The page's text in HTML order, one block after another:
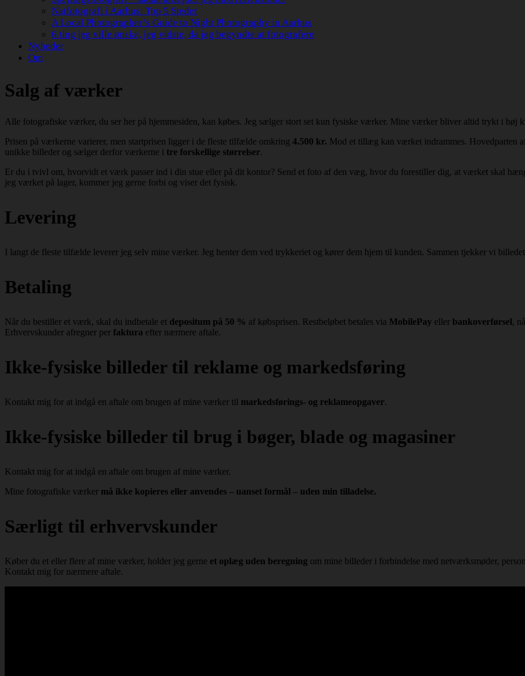
Natfotografi i Aarhus: Top 5 Steder
A Local Photographer’s Guide to Night Photography in Aarhus
6 ting jeg ville ønske, jeg vidste, da jeg begyndte at fotografere
Nyheder
Om
Salg af værker
Alle fotografiske værker, du ser her på hjemmesiden, kan købes. Jeg sælger stort set kun fysiske værker. Mine værker bliver altid trykt i høj
Prisen på værkerne varierer, men startprisen ligger i de fleste tilfælde omkring 4.500 kr. Mod et tillæg kan værket indrammes. Hovedparten
unikke billeder og sælger derfor værkerne i tre forskellige størrelser.
Er du i tvivl om, hvorvidt et værk passer ind i din stue eller på dit kontor? Send et foto af den væg, hvor du forestiller dig, at værket skal
jeg værket på lager, kommer jeg gerne forbi og viser det fysisk.
Levering
I langt de fleste tilfælde leverer jeg selv mine værker. Jeg henter dem ved trykkeriet og kører dem hjem til kunden. Sammen tjekker vi
Betaling
Når du bestiller et værk, skal du indbetale et depositum på 50 % af købsprisen. Restbeløbet betales via MobilePay eller bankoverførsel,
Erhvervskunder afregner per faktura efter nærmere aftale.
Ikke-fysiske billeder til reklame og markedsføring
Kontakt mig for at indgå en aftale om brugen af mine værker til markedsførings- og reklameopgaver.
Ikke-fysiske billeder til brug i bøger, blade og magasiner
Kontakt mig for at indgå en aftale om brugen af mine værker.
Mine fotografiske værker må ikke kopieres eller anvendes – uanset formål – uden min tilladelse.
Særligt til erhvervskunder
Køber du et eller flere af mine værker, holder jeg gerne et oplæg uden beregning om mine billeder i forbindelse med netværksmøder,
Kontakt mig for nærmere aftale.